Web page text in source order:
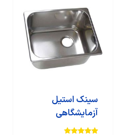
سینک استیل
آزمایشگاهی